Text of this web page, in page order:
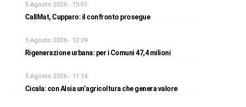
5 Agosto 2026 - 15:01
CallMat, Cupparo: il confronto prosegue
5 Agosto 2026 - 12:39
Rigenerazione urbana: per i Comuni 47,4 milioni
5 Agosto 2026 - 11:14
Cicala: con Alsia un’agricoltura che genera valore